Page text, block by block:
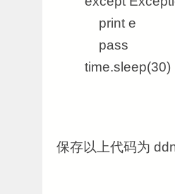
print e
pass
time.sleep(30)
保存以上代码为